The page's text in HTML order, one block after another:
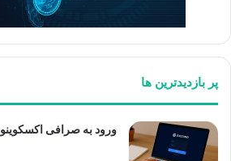
پر بازدیدترین ها
ورود به صرافی اکسکوینو